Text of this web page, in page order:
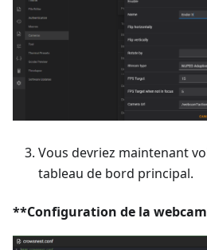
Vous devriez maintenant
tableau de bord principal.
**Configuration de la